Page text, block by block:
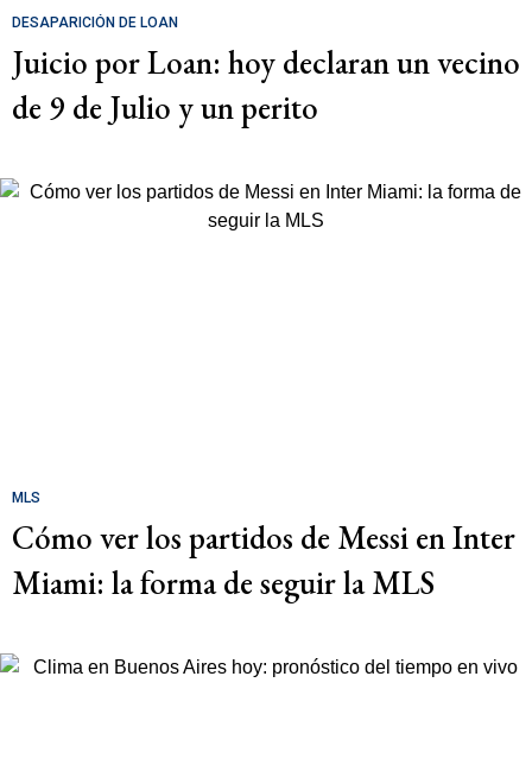
DESAPARICIÓN DE LOAN
Juicio por Loan: hoy declaran un vecino
de 9 de Julio y un perito
MLS
Cómo ver los partidos de Messi en Inter
Miami: la forma de seguir la MLS